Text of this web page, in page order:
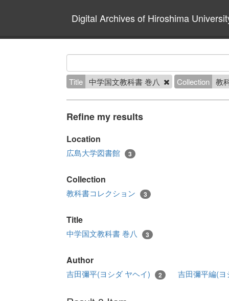
Digital Archives of Hiroshima
Title 中学国文教科書 巻八 Collection 教
Refine my results
Location
広島大学図書館 3
Collection
教科書コレクション 3
Title
中学国文教科書 巻八 3
Author
吉田彌平(ヨシダ ヤヘイ) 2 吉田彌平編(